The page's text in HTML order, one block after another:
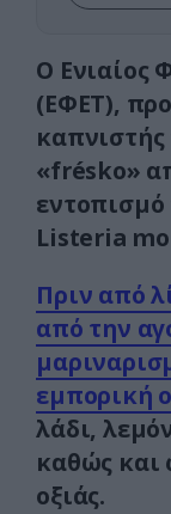
Ο Ενιαίος
(ΕΦΕΤ),
καπνιστής
«frésko»
Listeria
Πριν από
από την
εμπορική
λάδι,
καθώς και
οξιάς.